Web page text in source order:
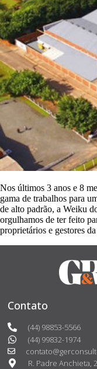
Nos últimos 3 anos e 8
gama de trabalhos para
de alto padrão, a Weiku
orgulhamos de ter feito
proprietários e gestores
Contato
(44) 98853-5566
(44) 99832-1974
R. Padre Anchieta,